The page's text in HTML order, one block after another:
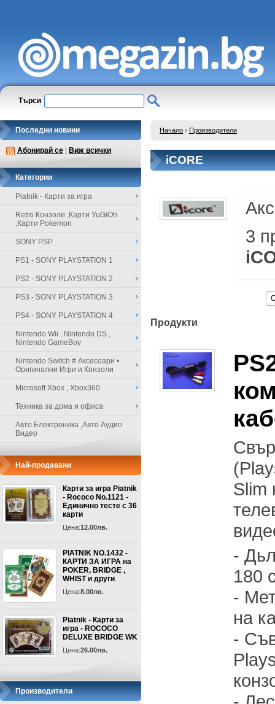
Търси
Последни новини
Абонирай се Виж всички
Категории
Piatnik - Карти за игра
Retro Конзоли ,Карти YuGiOh
,Карти Pokemon
SONY PSP
PS1 - SONY PLAYSTATION 1
PS2 - SONY PLAYSTATION 2
PS3 - SONY PLAYSTATION 3
PS4 - SONY PLAYSTATION 4
Nintendo Wii , Nintendo DS ,
Nintendo GameBoy
Nintendo Switch # Аксесоари •
Оригинални Игри и Конзоли
Microsoft Xbox , Xbox360
Техника за дома и офиса
Авто Електроника ,Авто Аудио
Видео
Най-продавани
Карти за игра Piatnik
- Rococo No.1121 -
Единично тесте с 36
карти
Цена:12.00лв.
PIATNIK NO.1432 -
КАРТИ ЗА ИГРА на
POKER, BRIDGE ,
WHIST и други
Цена:8.00лв.
Piatnik - Карти за
игра - ROCOCO
DELUXE BRIDGE WK
Цена:26.00лв.
Производители
Начало › Производители
iCORE
3
Продукти
Slim
-
180
-
на
-